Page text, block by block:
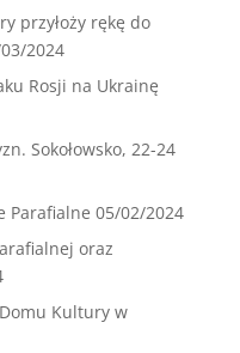
przyłoży rękę do
2024
Rosji na Ukrainę
Sokołowsko, 22-24
Parafialne 05/02/2024
oraz
Kultury w